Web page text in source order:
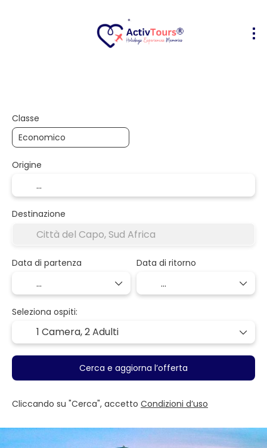
Classe
Origine
Destinazione
Data di partenza Data di ritorno
Seleziona ospiti:
1 Camera,2 Adulti
Cerca e aggiorna l’offerta
Cliccando su "Cerca", accetto Condizioni d’uso